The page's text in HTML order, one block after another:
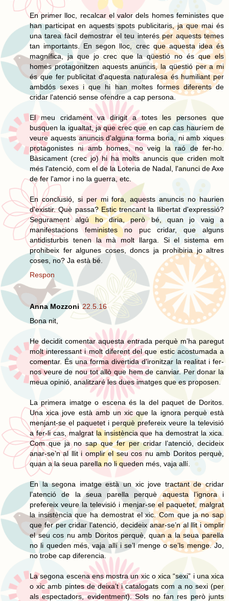
En primer lloc, recalcar el valor dels homes feministes que
han participat en aquests spots publicitaris, ja que mai és
una tarea fàcil demostrar el teu interés per aquests temes
tan importants. En segon lloc, crec que aquesta idea és
magnífica, ja que jo crec que la qüestió no és que els
homes protagonitzen aquests anuncis, la qüestió per a mi
és que fer publicitat d'aquesta naturalesa és humiliant per
ambdós sexes i que hi han moltes formes diferents de
cridar l'atenció sense ofendre a cap persona.
El meu cridament va dirigit a totes les persones que
busquen la igualtat, ja que crec que en cap cas hauríem de
veure aquests anuncis d'alguna forma bona, ni amb xiques
protagonistes ni amb homes, no veig la raó de fer-ho.
Bàsicament (crec jo) hi ha molts anuncis que criden molt
més l'atenció, com el de la Loteria de Nadal, l'anunci de Axe
de fer l'amor i no la guerra, etc.
En conclusió, si per mi fora, aquests anuncis no haurien
d'existir. Què passa? Estic trencant la llibertat d'expressió?
Segurament algú ho diria, però bé, quan jo vaig a
manifestacions feministes no puc cridar, que alguns
antidisturbis tenen la mà molt llarga. Si el sistema em
prohibeix fer algunes coses, doncs ja prohibiria jo altres
coses, no? Ja està bé.
Respon
Anna Mozzoni 22.5.16
Bona nit,
He decidit comentar aquesta entrada perquè m’ha paregut
molt interessant i molt diferent del que estic acostumada a
comentar. És una forma divertida d’ironitzar la realitat i fer-
nos veure de nou tot allò que hem de canviar. Per donar la
meua opinió, analitzaré les dues imatges que es proposen.
La primera imatge o escena és la del paquet de Doritos.
Una xica jove està amb un xic que la ignora perquè està
menjant-se el paquetet i perquè prefereix veure la televisió
a fer-li cas, malgrat la insistència que ha demostrat la xica.
Com que ja no sap que fer per cridar l’atenció, decideix
anar-se’n al llit i omplir el seu cos nu amb Doritos perquè,
quan a la seua parella no li queden més, vaja allí.
En la segona imatge està un xic jove tractant de cridar
l’atenció de la seua parella perquè aquesta l’ignora i
prefereix veure la televisió i menjar-se el paquetet, malgrat
la insistència que ha demostrat el xic. Com que ja no sap
que fer per cridar l’atenció, decideix anar-se’n al llit i omplir
el seu cos nu amb Doritos perquè, quan a la seua parella
no li queden més, vaja allí i se’l menge o se’ls menge. Jo,
no trobe cap diferencia.
La segona escena ens mostra un xic o xica “sexi” i una xica
o xic amb pintes de deixa’t i catalogats com a no sexi (per
als espectadors, evidentment). Sols no fan res però junts